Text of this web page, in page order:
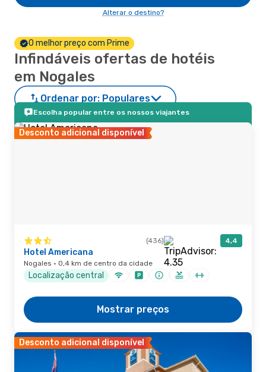
Alterar o destino?
O melhor preço com Prime
Infindáveis ofertas de hotéis
em Nogales
Ordenar por: Populares
Escolha popular entre os nossos viajantes
Desconto adicional disponível
(436) 4,4
Hotel Americana
Nogales · 0,4 km de centro da cidade
Localização central
Mostrar preços
Desconto adicional disponível